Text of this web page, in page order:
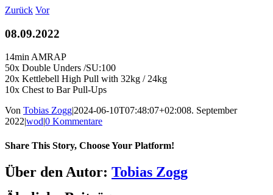
Zum
springen
Zurück Vor
08.09.2022
14min AMRAP
50x Double Unders /SU:100
20x Kettlebell High Pull with 32kg / 24kg
10x Chest to Bar Pull-Ups
Von Tobias Zogg|2024-06-10T07:48:07+02:008. September
2022|wod|0 Kommentare
Share This Story, Choose Your Platform!
Facebook
LinkedIn
WhatsApp
Telegram
Tumblr
Pinterest
Vk
Xing
E-
Mail
Über den Autor: Tobias Zogg